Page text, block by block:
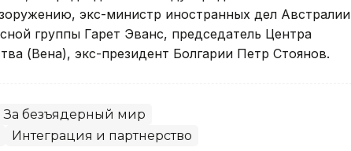
экс-министр иностранных дел Австралии
группы Гарет Эванс, председатель Центра
(Вена), экс-президент Болгарии Петр Стоянов.
За безъядерный мир
Интеграция и партнерство